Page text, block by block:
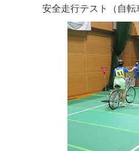
安全走行テスト（自転